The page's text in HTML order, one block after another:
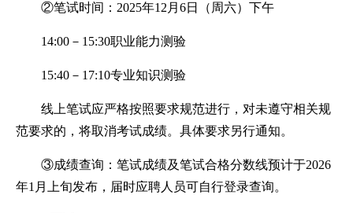
②笔试时间：2025年12月6日（周六）下午
14:00－15:30职业能力测验
15:40－17:10专业知识测验
线上笔试应严格按照要求规范进行，对未遵守相关规
范要求的，将取消考试成绩。具体要求另行通知。
③成绩查询：笔试成绩及笔试合格分数线预计于2026
年1月上旬发布，届时应聘人员可自行登录查询。